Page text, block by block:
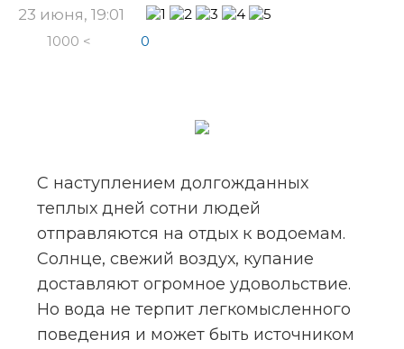
23 июня, 19:01
1000 < 0
С наступлением долгожданных
теплых дней сотни людей
отправляются на отдых к водоемам.
Солнце, свежий воздух, купание
доставляют огромное удовольствие.
Но вода не терпит легкомысленного
поведения и может быть источником